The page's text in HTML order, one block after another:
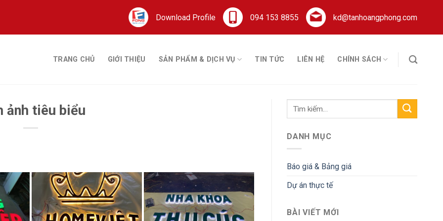
Download Profile 094 153 8855 kd@tanhoangphong.com
TRANG CHỦ GIỚI THIỆU SẢN PHẨM & DỊCH VỤ TIN TỨC LIÊN HỆ CHÍNH SÁCH
ảnh tiêu biểu
DANH MỤC
Báo giá & Bảng giá
Dự án thực tế
BÀI VIẾT MỚI